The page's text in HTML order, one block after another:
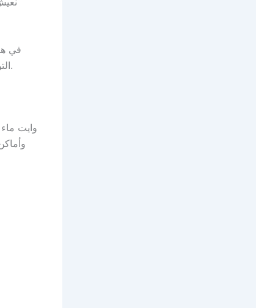
في
التوصيل وجودة الخدمة ولماذا يثق به الكثير من المستخدمين في المملكة العربية السعودية.